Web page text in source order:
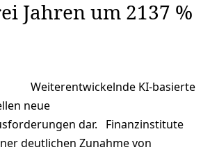
Jahren um 2137 %
Weiterentwickelnde KI-basierte
neue
dar. Finanzinstitute
deutlichen Zunahme von